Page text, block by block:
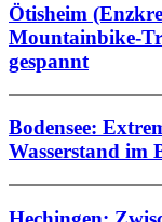
Ötisheim
Mountainbike-
gespannt
Bodensee:
Wasserstand im